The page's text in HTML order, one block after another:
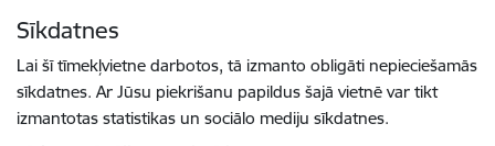
Sīkdatnes
Lai šī tīmekļvietne darbotos, tā izmanto obligāti nepieciešamās
sīkdatnes. Ar Jūsu piekrišanu papildus šajā vietnē var tikt
izmantotas statistikas un sociālo mediju sīkdatnes.